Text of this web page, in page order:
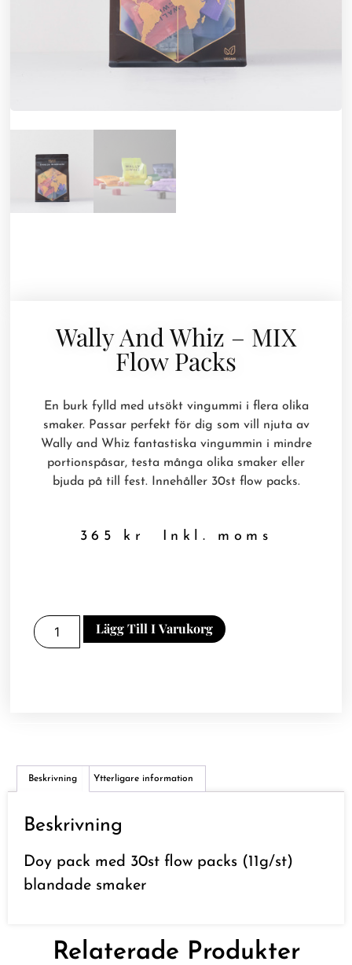
Wally And Whiz – MIX
Flow Packs
En burk fylld med utsökt vingummi i flera olika
smaker. Passar perfekt för dig som vill njuta av
Wally and Whiz fantastiska vingummin i mindre
portionspåsar, testa många olika smaker eller
bjuda på till fest. Innehåller 30st flow packs.
365 kr Inkl. moms
Lägg Till I Varukorg
Beskrivning Ytterligare information
Beskrivning
Doy pack med 30st flow packs (11g/st)
blandade smaker
Relaterade Produkter